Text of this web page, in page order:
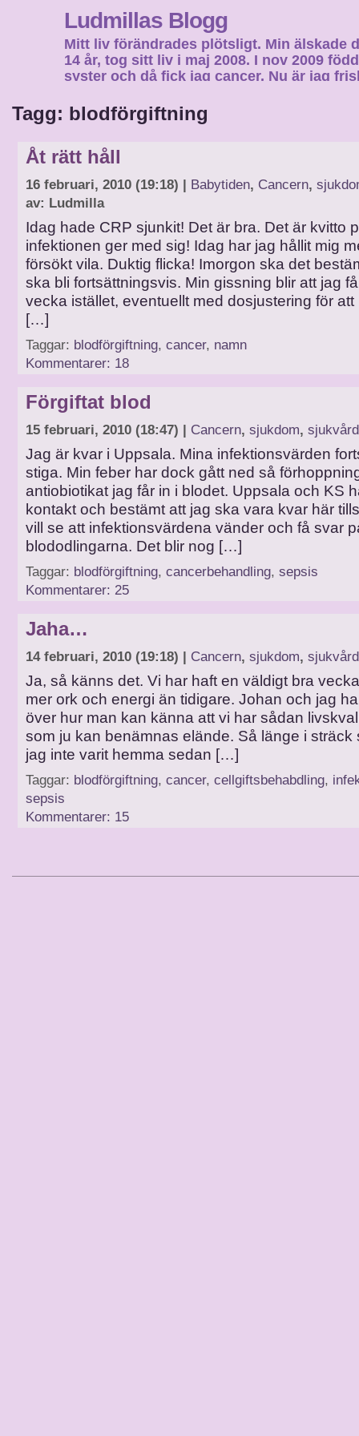
Ludmillas Blogg
Mitt liv förändrades plötsligt. Min älskade
14 år, tog sitt liv i maj 2008. I nov 2009
syster och då fick jag cancer. Nu är jag
Tagg: blodförgiftning
Åt rätt håll
16 februari, 2010 (19:18) | Babytiden, Cancern,
av: Ludmilla
Idag hade CRP sjunkit! Det är bra. Det är kvitto
infektionen ger med sig! Idag har jag hållit mig
försökt vila. Duktig flicka! Imorgon ska det
ska bli fortsättningsvis. Min gissning blir att jag
vecka istället, eventuellt med dosjustering för att
[…]
Taggar: blodförgiftning, cancer, namn
Kommentarer: 18
Förgiftat blod
15 februari, 2010 (18:47) | Cancern, sjukdom, sjukvård
Jag är kvar i Uppsala. Mina infektionsvärden
stiga. Min feber har dock gått ned så
antiobiotikat jag får in i blodet. Uppsala och KS
kontakt och bestämt att jag ska vara kvar här
vill se att infektionsvärdena vänder och få svar
blododlingarna. Det blir nog […]
Taggar: blodförgiftning, cancerbehandling, sepsis
Kommentarer: 25
Jaha…
14 februari, 2010 (19:18) | Cancern, sjukdom, sjukvård
Ja, så känns det. Vi har haft en väldigt bra
mer ork och energi än tidigare. Johan och jag
över hur man kan känna att vi har sådan
som ju kan benämnas elände. Så länge i sträck
jag inte varit hemma sedan […]
Taggar: blodförgiftning, cancer, cellgiftsbehabdling,
sepsis
Kommentarer: 15